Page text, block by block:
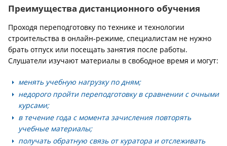
Преимущества дистанционного обучения
Проходя переподготовку по технике и технологии
строительства в онлайн-режиме, специалистам не нужно
брать отпуск или посещать занятия после работы.
Слушатели изучают материалы в свободное время и могут:
менять учебную нагрузку по дням;
недорого пройти переподготовку в сравнении с очными
курсами;
в течение года с момента зачисления повторять
учебные материалы;
получать обратную связь от куратора и отслеживать